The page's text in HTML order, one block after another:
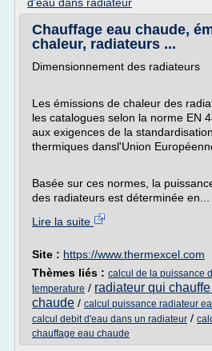
Chauffage eau chaude,
chaleur, radiateurs ...
Dimensionnement des radiateurs
Les émissions de chaleur des
les catalogues selon la norme EN
aux exigences de la
thermiques dansl'Union
Basée sur ces normes, la
des radiateurs est déterminée en...
Lire la suite
Site : https://www.thermexcel.com
Thèmes liés : calcul de la puissance
temperature / radiateur qui
chaude / calcul puissance radiateur
calcul debit d'eau dans un radiateur /
chauffage eau chaude